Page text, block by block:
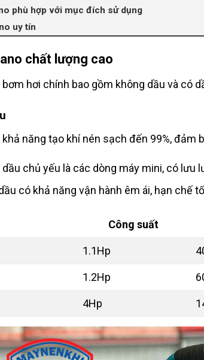
phù hợp với mục đích sử dụng
uy tín
chất lượng cao
hơi chính bao gồm không dầu và có
năng tạo khí nén sạch đến 99%, đảm
chủ yếu là các dòng máy mini, có
có khả năng vận hành êm ái, hạn chế
Công suất
1.1Hp
1.2Hp
4Hp